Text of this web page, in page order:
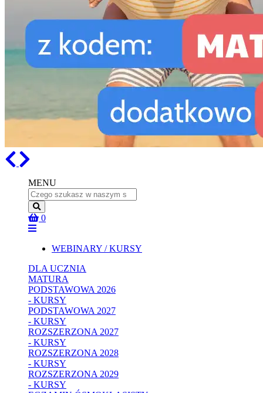
Previous
MENU
Name
0
WEBINARY / KURSY
DLA UCZNIA
MATURA
PODSTAWOWA 2026
- KURSY
PODSTAWOWA 2027
- KURSY
ROZSZERZONA 2027
- KURSY
ROZSZERZONA 2028
- KURSY
ROZSZERZONA 2029
- KURSY